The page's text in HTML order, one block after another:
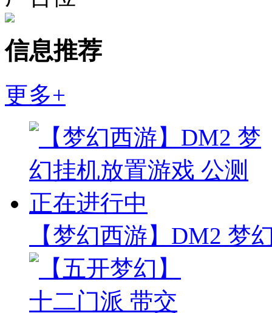
信息推荐
更多+
【梦幻西游】DM2 梦